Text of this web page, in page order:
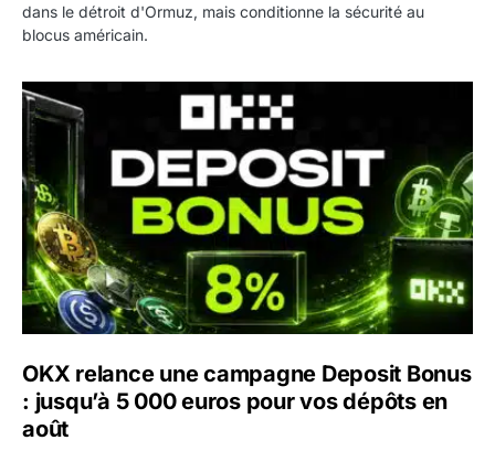
dans le détroit d'Ormuz, mais conditionne la sécurité au
blocus américain.
OKX relance une campagne Deposit Bonus : jusqu’à 5
OKX relance une campagne Deposit Bonus
: jusqu’à 5 000 euros pour vos dépôts en
août